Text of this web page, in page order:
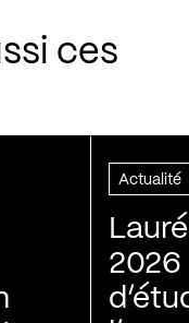
ces
Actualité
2026